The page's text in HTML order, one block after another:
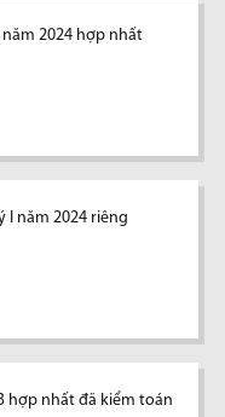
2024 hợp nhất
I năm 2024 riêng
hợp nhất đã kiểm toán